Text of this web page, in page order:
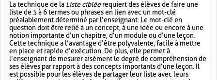
La technique de la Liste cibléerequiert des élèves de faire une
liste de 5 à 6 termes ou phrases en lien avec un mot-clé
préalablement déterminé par l’enseignant. Le mot-clé en
question doit être relié à un concept, à une idée ou encore à une
notion importante d’un chapitre, d’un module ou d’une leçon.
Cette technique a l’avantage d’être polyvalente, facile à mettre
en place et rapide d’exécution. De plus, elle permet à
l’enseignant de mesurer aisément le degré de compréhension de
ses élèves par rapport à des concepts importants d’une leçon. Il
est possible pour les élèves de partager leur liste avec leurs